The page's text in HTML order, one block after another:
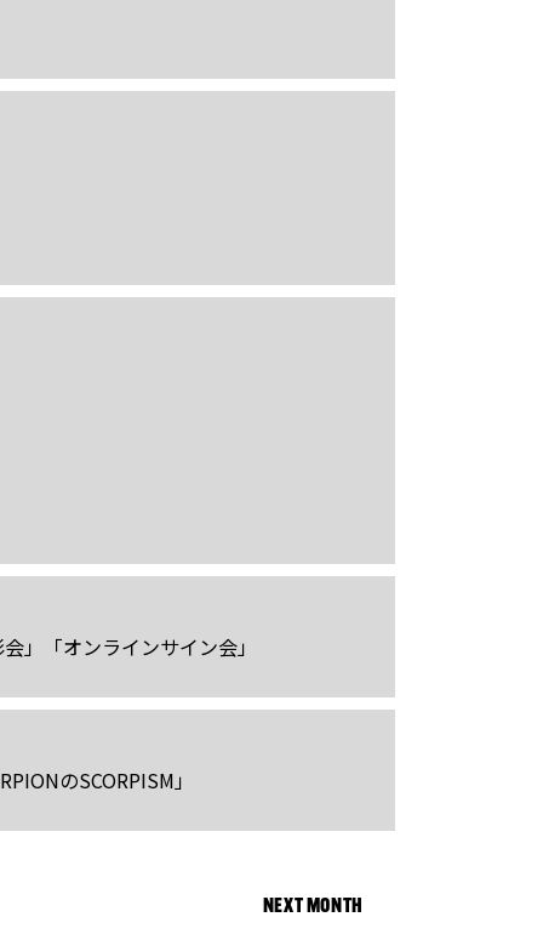
」「オンラインサイン会」
のSCORPISM」
NEXT MONTH